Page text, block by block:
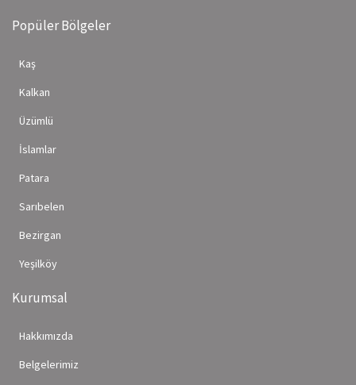
Popüler Bölgeler
Kaş
Kalkan
Üzümlü
İslamlar
Patara
Sarıbelen
Bezirgan
Yeşilköy
Kurumsal
Hakkımızda
Belgelerimiz